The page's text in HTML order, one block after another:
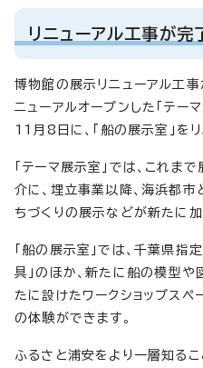
リニューアル工事が完
博物館の展示リニューアル工
ニューアルオープンした「テー
11月8日に、「船の展示室」を
「テーマ展示室」では、これま
介に、埋立事業以降、海浜都
ちづくりの展示などが新たに加
「船の展示室」では、千葉県指
具」のほか、新たに船の模型や
たに設けたワークショップスペ
の体験ができます。
ふるさと浦安をより一層知る